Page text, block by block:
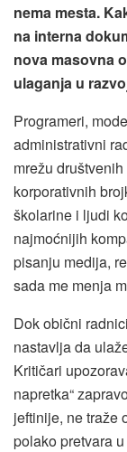
nema mesta.
na interna
nova masovna
ulaganja u
Programeri,
administrativni
mrežu
korporativnih
školarine i ljudi
najmoćnijih
pisanju medija,
sada me menja
Dok obični
nastavlja da
Kritičari
napretka“
jeftinije, ne traže
polako pretvara